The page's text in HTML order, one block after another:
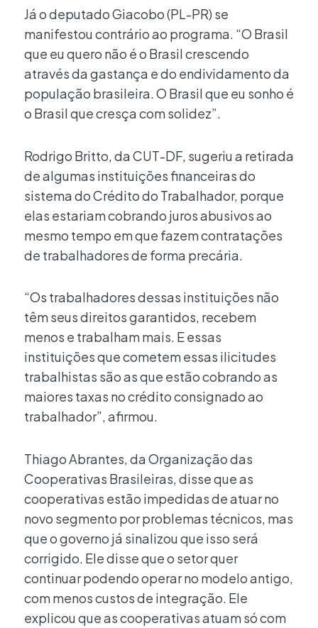
Já o deputado Giacobo (PL-PR) se
manifestou contrário ao programa. “O Brasil
que eu quero não é o Brasil crescendo
através da gastança e do endividamento da
população brasileira. O Brasil que eu sonho é
o Brasil que cresça com solidez”.
Rodrigo Britto, da CUT-DF, sugeriu a retirada
de algumas instituições financeiras do
sistema do Crédito do Trabalhador, porque
elas estariam cobrando juros abusivos ao
mesmo tempo em que fazem contratações
de trabalhadores de forma precária.
“Os trabalhadores dessas instituições não
têm seus direitos garantidos, recebem
menos e trabalham mais. E essas
instituições que cometem essas ilicitudes
trabalhistas são as que estão cobrando as
maiores taxas no crédito consignado ao
trabalhador”, afirmou.
Thiago Abrantes, da Organização das
Cooperativas Brasileiras, disse que as
cooperativas estão impedidas de atuar no
novo segmento por problemas técnicos, mas
que o governo já sinalizou que isso será
corrigido. Ele disse que o setor quer
continuar podendo operar no modelo antigo,
com menos custos de integração. Ele
explicou que as cooperativas atuam só com